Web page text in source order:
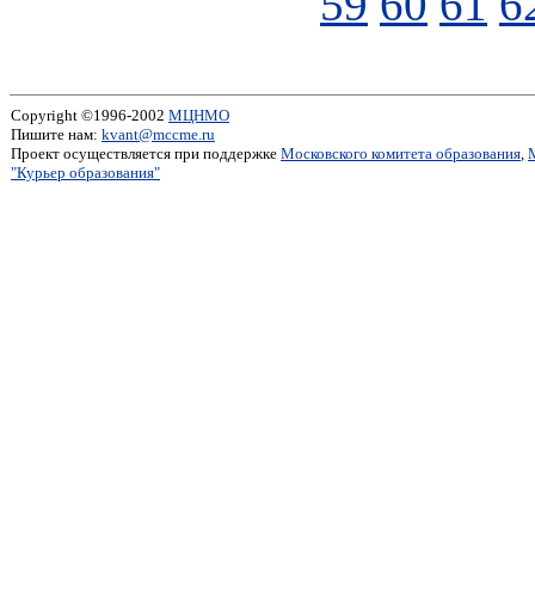
Copyright ©1996-2002 МЦНМО
Пишите нам: kvant@mccme.ru
Проект осуществляется при поддержке Московского комитета образования,
"Курьер образования"